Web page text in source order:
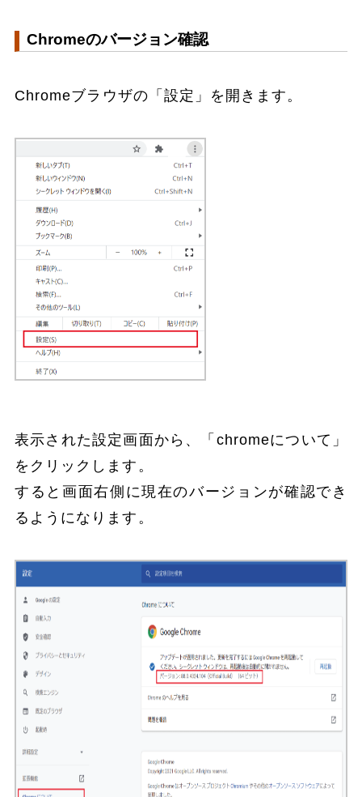
Chromeのバージョン確認
Chromeブラウザの「設定」を開きます。
表示された設定画面から、「chromeについて」
をクリックします。
すると画面右側に現在のバージョンが確認でき
るようになります。